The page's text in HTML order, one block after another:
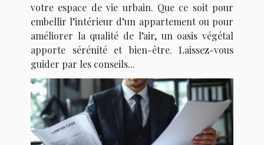
votre espace de vie urbain. Que ce soit pour
embellir l’intérieur d’un appartement ou pour
améliorer la qualité de l’air, un oasis végétal
apporte sérénité et bien-être. Laissez-vous
guider par les conseils...